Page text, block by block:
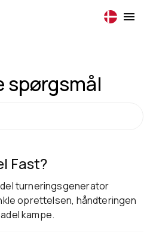
spørgsmål
Fast?
turneringsgenerator
oprettelsen, håndteringen
kampe.